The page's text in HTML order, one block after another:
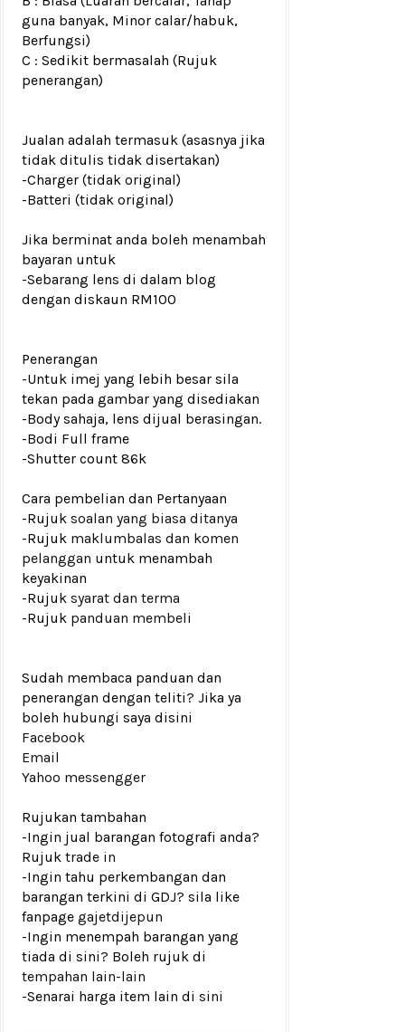
guna banyak, Minor calar/habuk,
Berfungsi)
C : Sedikit bermasalah (Rujuk
penerangan)
Jualan adalah termasuk (asasnya jika
tidak ditulis tidak disertakan)
-Charger (tidak original)
-Batteri (tidak original)
Jika berminat anda boleh menambah
bayaran untuk
-Sebarang lens di dalam blog
dengan diskaun RM100
Penerangan
-Untuk imej yang lebih besar sila
tekan pada gambar yang disediakan
-Body sahaja, lens dijual berasingan.
-Bodi Full frame
-Shutter count 86k
Cara pembelian dan Pertanyaan
-Rujuk soalan yang biasa ditanya
-Rujuk maklumbalas dan komen
pelanggan untuk menambah
keyakinan
-Rujuk syarat dan terma
-Rujuk panduan membeli
Sudah membaca panduan dan
penerangan dengan teliti? Jika ya
boleh hubungi saya disini
Facebook
Email
Yahoo messengger
Rujukan tambahan
-Ingin jual barangan fotografi anda?
Rujuk trade in
-Ingin tahu perkembangan dan
barangan terkini di GDJ? sila like
fanpage gajetdijepun
-Ingin menempah barangan yang
tiada di sini? Boleh rujuk di
tempahan lain-lain
-Senarai harga item lain di sini